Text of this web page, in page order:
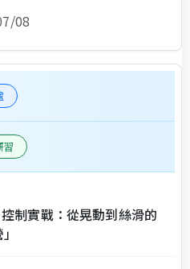
08
習
制實戰：從晃動到絲滑的